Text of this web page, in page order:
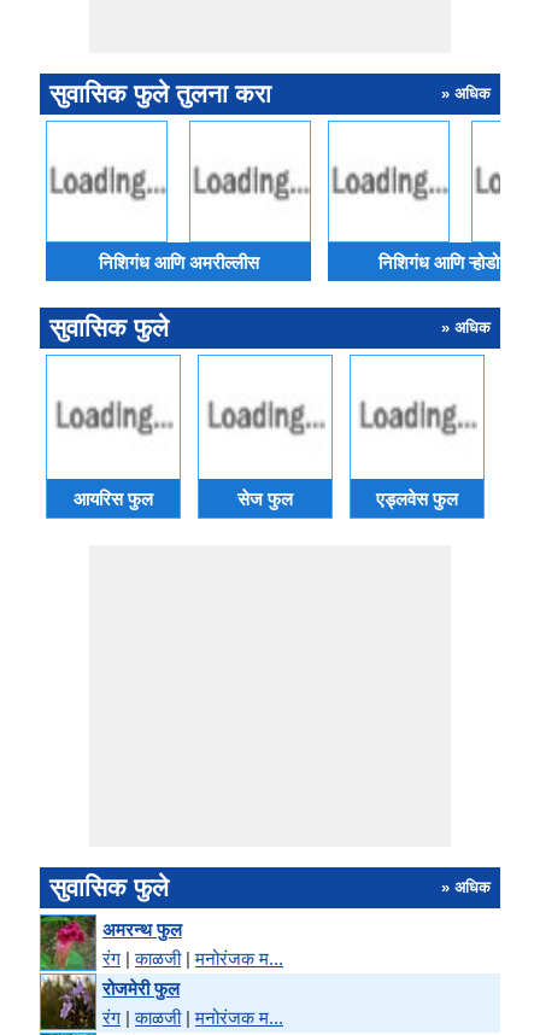
सुवासिक फुले तुलना करा » अधिक
निशिगंध आणि अमरील्लीस निशिगंध आणि
सुवासिक फुले » अधिक
आयरिस फुल सेज फुल एड्लवेस फुल
सुवासिक फुले » अधिक
अमरन्थ फुल
रंग |काळजी|मनोरंजक म...
रोजमेरी फुल
रंग |काळजी|मनोरंजक म...